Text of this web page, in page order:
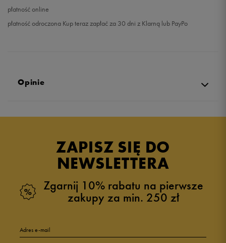
płatność online
płatność odroczona Kup teraz zapłać za 30 dni z Klarną lub PayPo
Opinie
ZAPISZ SIĘ DO
NEWSLETTERA
Zgarnij 10% rabatu na pierwsze
zakupy za min. 250 zł
Adres e-mail